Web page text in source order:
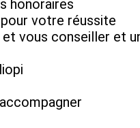
honoraires
votre réussite
vous conseiller et